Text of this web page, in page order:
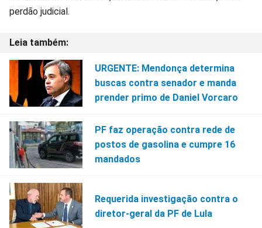
perdão judicial.
URGENTE: Mendonça determina
buscas contra senador e manda
prender primo de Daniel Vorcaro
PF faz operação contra rede de
postos de gasolina e cumpre 16
mandados
Requerida investigação contra o
diretor-geral da PF de Lula